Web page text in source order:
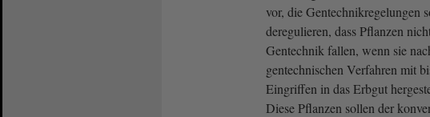
vor, die Gentechnikregelungen
deregulieren, dass Pflanzen
Gentechnik fallen, wenn sie
gentechnischen Verfahren mit
Eingriffen in das Erbgut
Diese Pflanzen sollen der